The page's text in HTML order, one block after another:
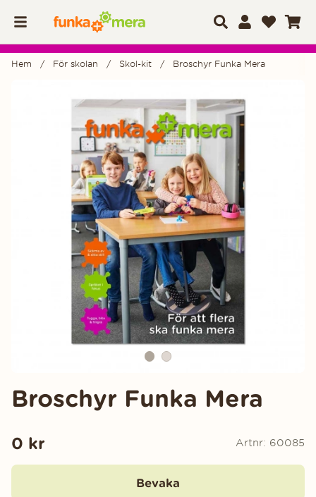
Hem För skolan Skol-kit Broschyr Funka Mera
Broschyr Funka Mera
0 kr Artnr: 60085
Bevaka